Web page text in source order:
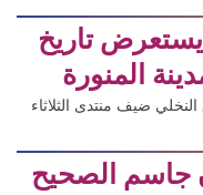
يستعرض تاريخ
المنورة
ضيف منتدى الثلاثاء
جاسم الصحيح